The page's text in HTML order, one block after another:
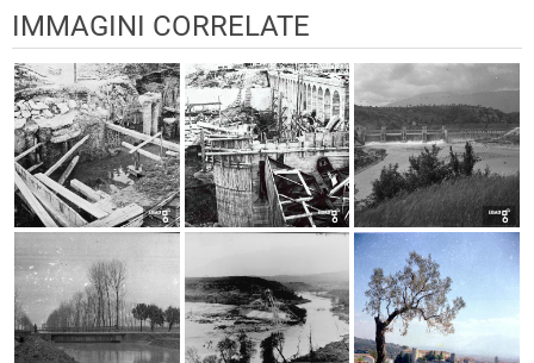
IMMAGINI CORRELATE